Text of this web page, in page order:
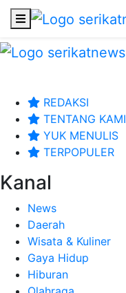
REDAKSI
TENTANG KAMI
YUK MENULIS
TERPOPULER
Kanal
News
Daerah
Wisata & Kuliner
Gaya Hidup
Hiburan